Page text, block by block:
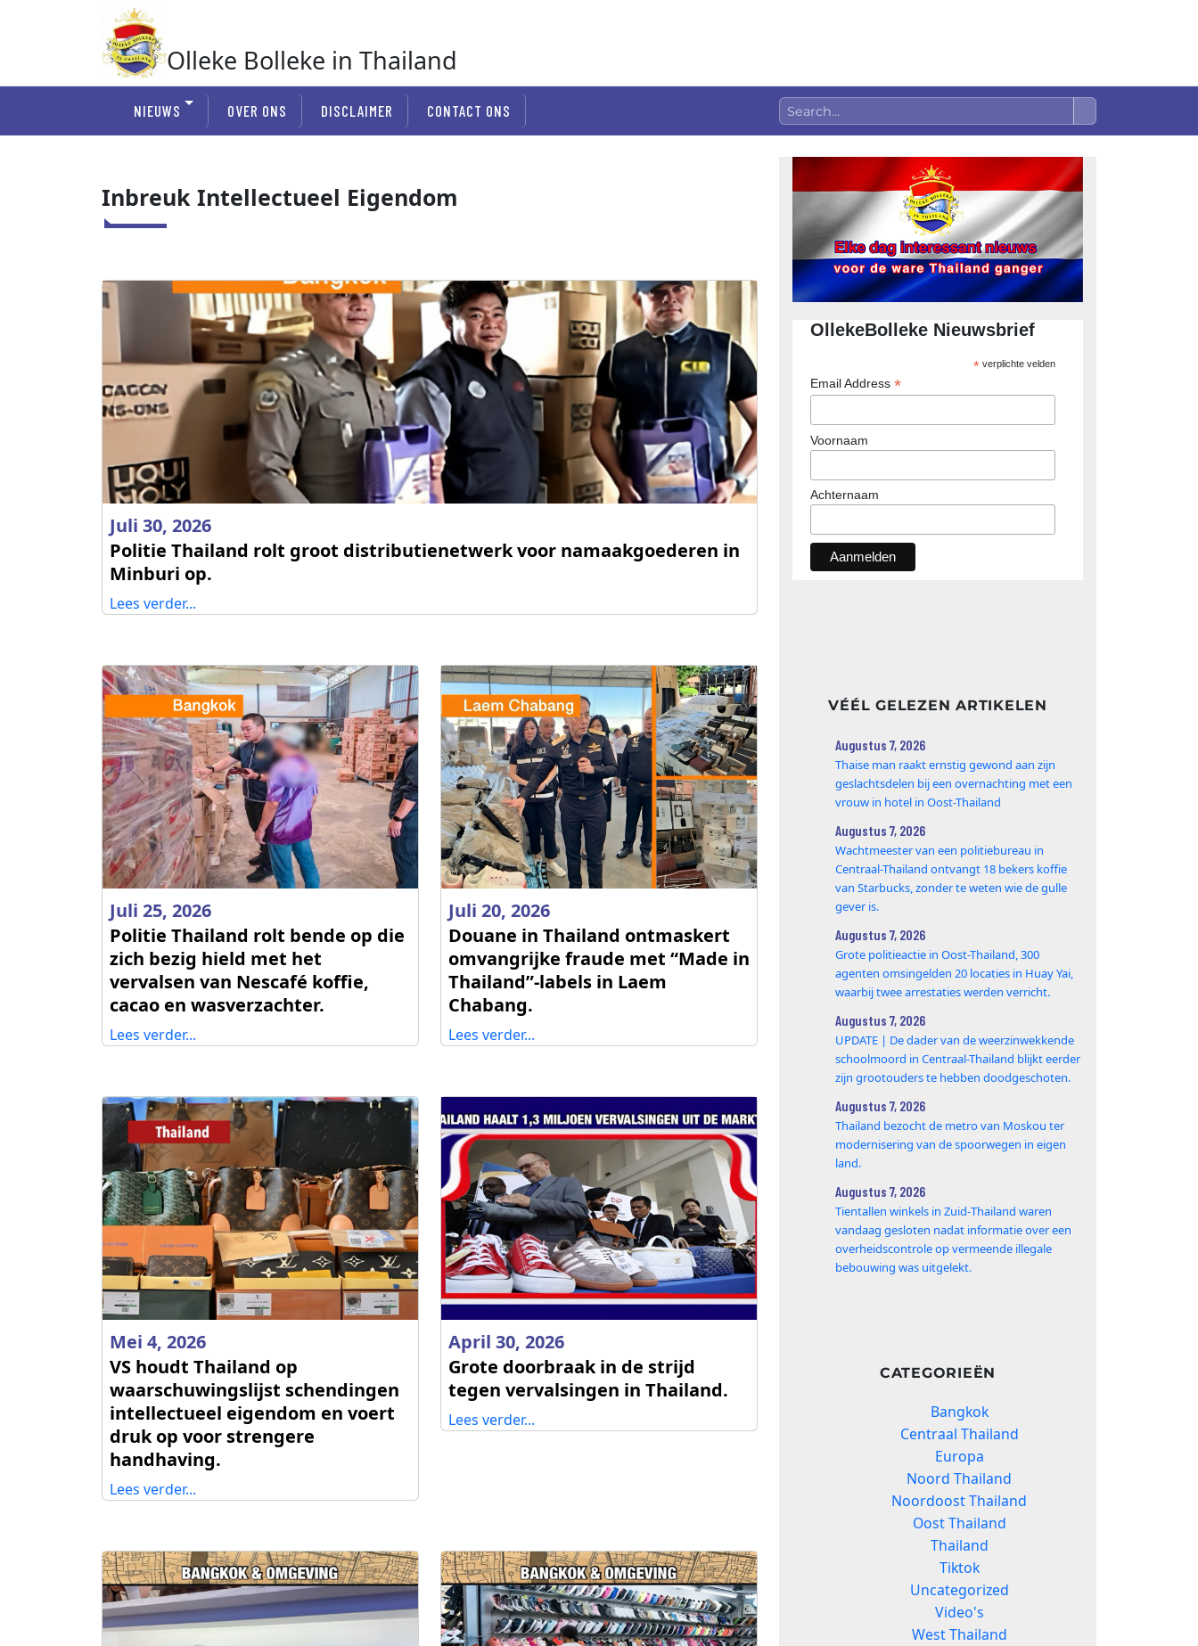
Olleke Bolleke in Thailand
NIEUWS OVER ONS DISCLAIMER CONTACT ONS
Inbreuk Intellectueel Eigendom
Juli 30, 2026
Politie Thailand rolt groot distributienetwerk voor namaakgoederen in
Minburi op.
Lees verder...
Juli 25, 2026
Politie Thailand rolt bende op die
zich bezig hield met het
vervalsen van Nescafé koffie,
cacao en wasverzachter.
Lees verder...
Juli 20, 2026
Douane in Thailand ontmaskert
omvangrijke fraude met “Made in
Thailand”-labels in Laem
Chabang.
Lees verder...
Mei 4, 2026
VS houdt Thailand op
waarschuwingslijst schendingen
intellectueel eigendom en voert
druk op voor strengere
handhaving.
Lees verder...
April 30, 2026
Grote doorbraak in de strijd
tegen vervalsingen in Thailand.
Lees verder...
OllekeBolleke Nieuwsbrief
*verplichte velden
Email Address *
Voornaam
Achternaam
VÉÉL GELEZEN ARTIKELEN
Augustus 7, 2026
Thaise man raakt ernstig gewond aan zijn
geslachtsdelen bij een overnachting met een
vrouw in hotel in Oost-Thailand
Augustus 7, 2026
Wachtmeester van een politiebureau in
Centraal-Thailand ontvangt 18 bekers koffie
van Starbucks, zonder te weten wie de gulle
gever is.
Augustus 7, 2026
Grote politieactie in Oost-Thailand, 300
agenten omsingelden 20 locaties in Huay Yai,
waarbij twee arrestaties werden verricht.
Augustus 7, 2026
UPDATE | De dader van de weerzinwekkende
schoolmoord in Centraal-Thailand blijkt eerder
zijn grootouders te hebben doodgeschoten.
Augustus 7, 2026
Thailand bezocht de metro van Moskou ter
modernisering van de spoorwegen in eigen
land.
Augustus 7, 2026
Tientallen winkels in Zuid‑Thailand waren
vandaag gesloten nadat informatie over een
overheidscontrole op vermeende illegale
bebouwing was uitgelekt.
CATEGORIEËN
Bangkok
Centraal Thailand
Europa
Noord Thailand
Noordoost Thailand
Oost Thailand
Thailand
Tiktok
Uncategorized
Video's
West Thailand